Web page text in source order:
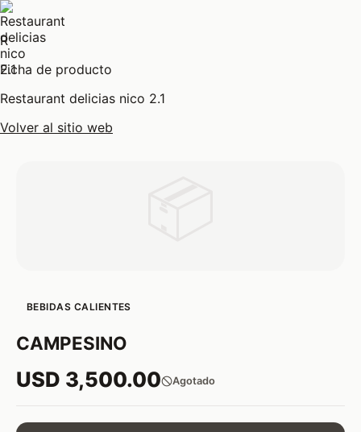
R
Ficha de producto
Restaurant delicias nico 2.1
Volver al sitio web
BEBIDAS CALIENTES
CAMPESINO
USD 3,500.00 Agotado